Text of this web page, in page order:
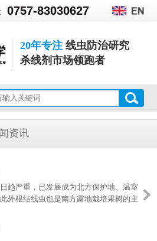
0757-83030627
20年专注线虫防治研究
杀线剂市场领跑者
资讯
趋严重，已发展成为北方保护地、温室
外根结线虫也是南方露地栽培果树的主
危害呢？